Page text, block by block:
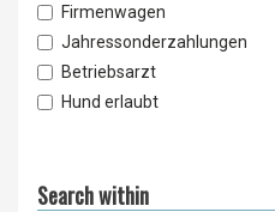
Firmenwagen
Jahressonderzahlungen
Betriebsarzt
Hund erlaubt
Urlaub / Weihnachtsgeld
Search within